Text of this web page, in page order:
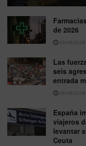
de 2026
09/08/2026
Las
seis
entrada
08/08/2026
España
viajeros
levantar
Ceuta